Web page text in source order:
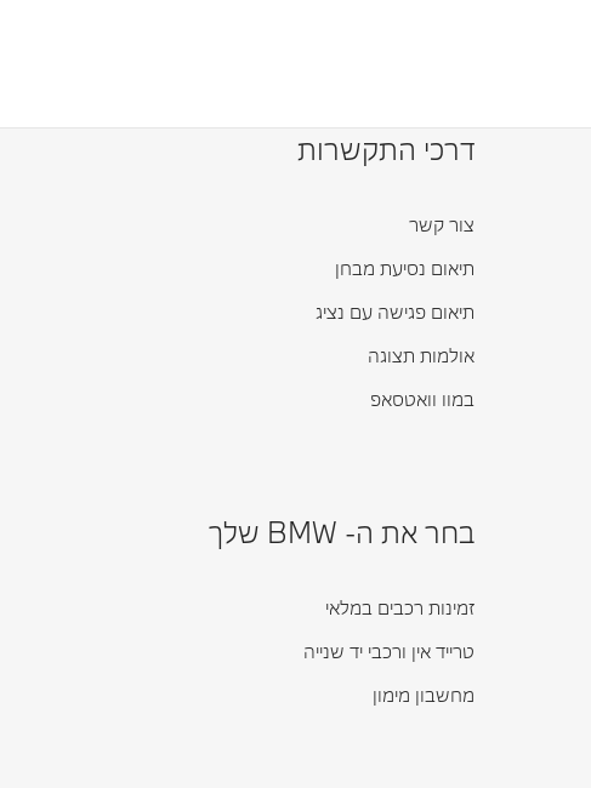
דרכי התקשרות
צור קשר
תיאום נסיעת מבחן
תיאום פגישה עם נציג
אולמות תצוגה
במוו וואטסאפ
בחר את ה- BMW שלך
זמינות רכבים במלאי
טרייד אין ורכבי יד שנייה
מחשבון מימון